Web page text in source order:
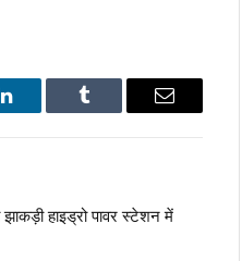
LinkedIn Tumblr Email
हाइड्रो पावर स्टेशन में